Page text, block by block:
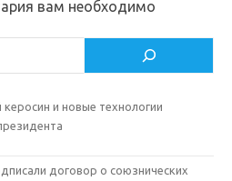
вам необходимо
и новые технологии
договор о союзнических